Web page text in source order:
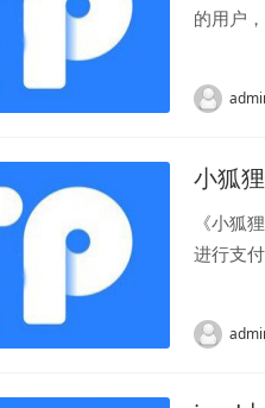
的用户
小狐
《小狐
进行支